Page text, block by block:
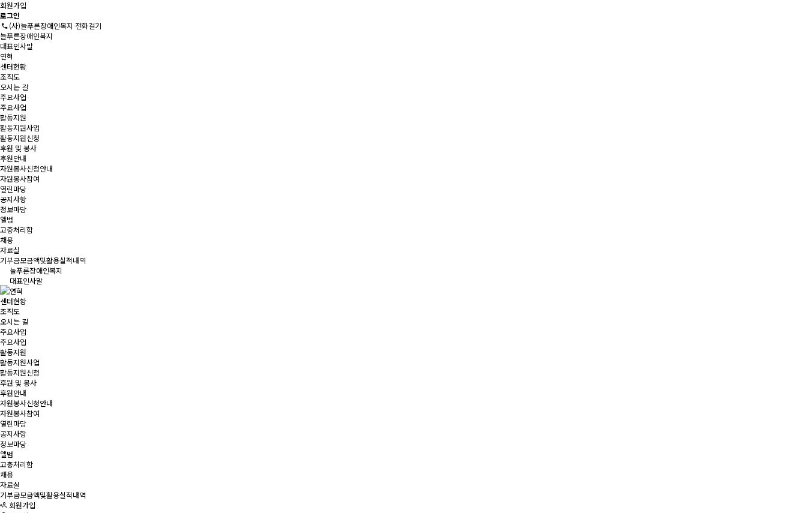
회원가입
로그인
(사)늘푸른장애인복지 전화걸기
늘푸른장애인복지
대표인사말
연혁
센터현황
조직도
오시는 길
주요사업
주요사업
활동지원
활동지원사업
활동지원신청
후원 및 봉사
후원안내
자원봉사신청안내
자원봉사참여
열린마당
공지사항
정보마당
앨범
고충처리함
채용
자료실
기부금모금액및활용실적내역
늘푸른장애인복지
대표인사말
연혁
센터현황
조직도
오시는 길
주요사업
주요사업
활동지원
활동지원사업
활동지원신청
후원 및 봉사
후원안내
자원봉사신청안내
자원봉사참여
열린마당
공지사항
정보마당
앨범
고충처리함
채용
자료실
기부금모금액및활용실적내역
회원가입